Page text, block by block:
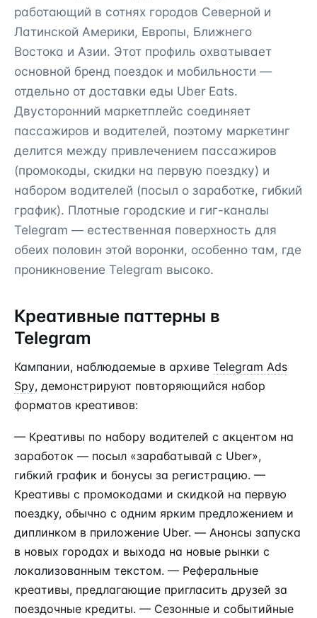
работающий в сотнях городов Северной и
Латинской Америки, Европы, Ближнего
Востока и Азии. Этот профиль охватывает
основной бренд поездок и мобильности —
отдельно от доставки еды Uber Eats.
Двусторонний маркетплейс соединяет
пассажиров и водителей, поэтому маркетинг
делится между привлечением пассажиров
(промокоды, скидки на первую поездку) и
набором водителей (посыл о заработке, гибкий
график). Плотные городские и гиг-каналы
Telegram — естественная поверхность для
обеих половин этой воронки, особенно там, где
проникновение Telegram высоко.
Креативные паттерны в
Telegram
Кампании, наблюдаемые в архиве Telegram Ads
Spy, демонстрируют повторяющийся набор
форматов креативов:
— Креативы по набору водителей с акцентом на
заработок — посыл «зарабатывай с Uber»,
гибкий график и бонусы за регистрацию. —
Креативы с промокодами и скидкой на первую
поездку, обычно с одним ярким предложением и
диплинком в приложение Uber. — Анонсы запуска
в новых городах и выхода на новые рынки с
локализованным текстом. — Реферальные
креативы, предлагающие пригласить друзей за
поездочные кредиты. — Сезонные и событийные